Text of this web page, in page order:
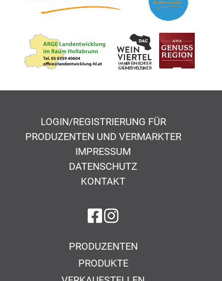
LOGIN/REGISTRIERUNG FÜR
PRODUZENTEN UND VERMARKTER
IMPRESSUM
DATENSCHUTZ
KONTAKT
auf Facebook
auf Instagram
PRODUZENTEN
PRODUKTE